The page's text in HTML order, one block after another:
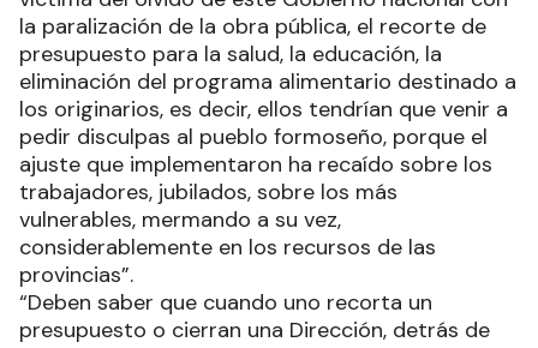
la paralización de la obra pública, el recorte de
presupuesto para la salud, la educación, la
eliminación del programa alimentario destinado a
los originarios, es decir, ellos tendrían que venir a
pedir disculpas al pueblo formoseño, porque el
ajuste que implementaron ha recaído sobre los
trabajadores, jubilados, sobre los más
vulnerables, mermando a su vez,
considerablemente en los recursos de las
provincias”.
“Deben saber que cuando uno recorta un
presupuesto o cierran una Dirección, detrás de